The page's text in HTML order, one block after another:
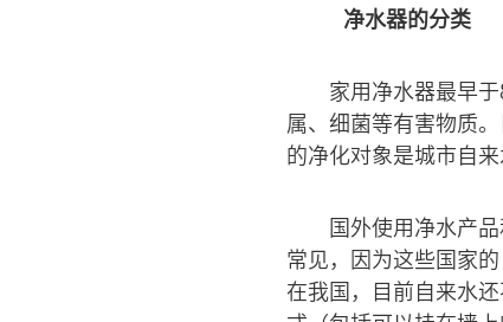
净水器的分类
家用净水器最早
属、细菌等有害物质
的净化对象是城市自
国外使用净水产
常见，因为这些国家
在我国，目前自来水